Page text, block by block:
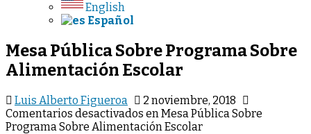
English
Español
Mesa Pública Sobre Programa Sobre
Alimentación Escolar
Luis Alberto Figueroa
2 noviembre, 2018
Comentarios desactivados en Mesa Pública Sobre
Programa Sobre Alimentación Escolar